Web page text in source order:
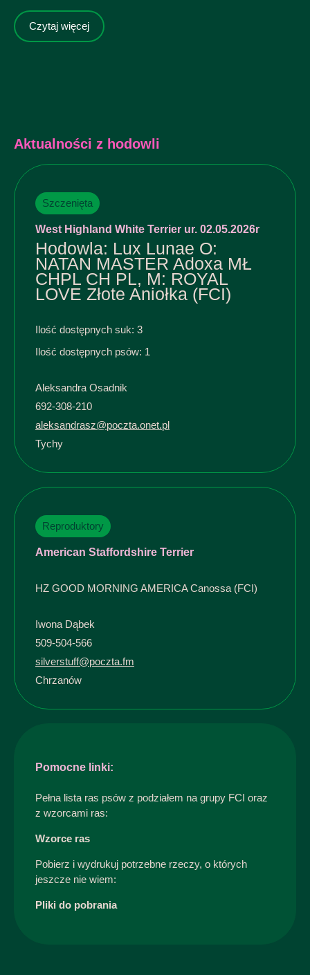
Czytaj więcej
Aktualności z hodowli
Szczenięta
West Highland White Terrier ur. 02.05.2026r
Hodowla: Lux Lunae O:
NATAN MASTER Adoxa MŁ
CHPL CH PL, M: ROYAL
LOVE Złote Aniołka (FCI)
Ilość dostępnych suk: 3
Ilość dostępnych psów: 1
Aleksandra Osadnik
692-308-210
aleksandrasz@poczta.onet.pl
Tychy
Reproduktory
American Staffordshire Terrier
HZ GOOD MORNING AMERICA Canossa (FCI)
Iwona Dąbek
509-504-566
silverstuff@poczta.fm
Chrzanów
Pomocne linki:
Pełna lista ras psów z podziałem na grupy FCI oraz
z wzorcami ras:
Wzorce ras
Pobierz i wydrukuj potrzebne rzeczy, o których
jeszcze nie wiem:
Pliki do pobrania